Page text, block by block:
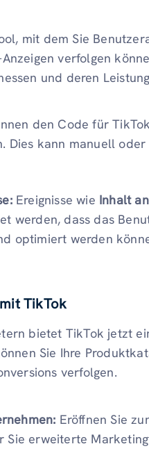
mit dem Sie
verfolgen
und deren
den Code für
Dies kann manuell
Ereignisse wie Inhalt
werden, dass das
optimiert werden
TikTok
bietet TikTok jetzt
Sie Ihre
verfolgen.
Eröffnen Sie
Sie erweiterte